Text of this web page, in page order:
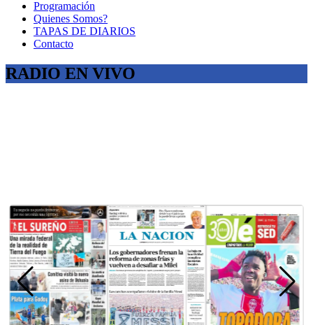
Programación
Quienes Somos?
TAPAS DE DIARIOS
Contacto
RADIO EN VIVO